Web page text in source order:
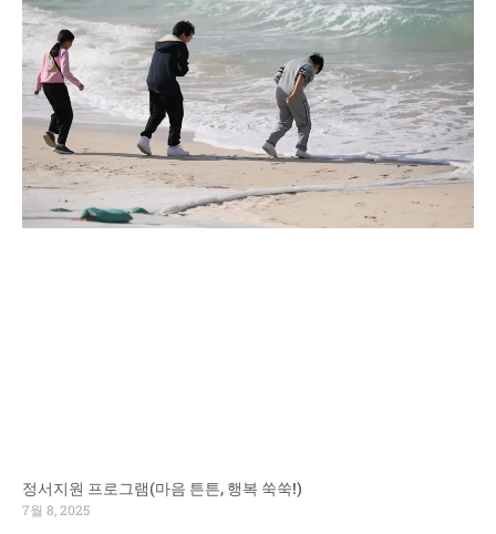
정서지원 프로그램(마음 튼튼, 행복 쑥쑥!)
7월 8, 2025